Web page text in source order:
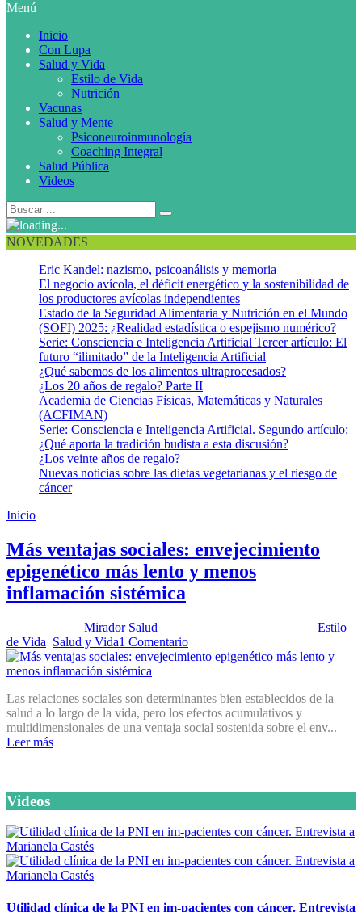
Menú
Inicio
Con Lupa
Salud y Vida
Estilo de Vida
Nutrición
Vacunas
Salud y Mente
Psiconeuroinmunología
Coaching Integral
Salud Pública
Videos
NOVEDADES
Eric Kandel: nazismo, psicoanálisis y memoria
El negocio avícola, el déficit energético y la sostenibilidad de
los productores avícolas independientes
Estado de la Seguridad Alimentaria y Nutrición en el Mundo
(SOFI) 2025: ¿Realidad estadística o espejismo numérico?
Serie: Consciencia e Inteligencia Artificial Tercer artículo: El
futuro “ilimitado” de la Inteligencia Artificial
¿Qué sabemos de los alimentos ultraprocesados?
¿Los 20 años de regalo? Parte II
Academia de Ciencias Físicas, Matemáticas y Naturales
(ACFIMAN)
Serie: Consciencia e Inteligencia Artificial. Segundo artículo:
¿Qué aporta la tradición budista a esta discusión?
¿Los veinte años de regalo?
Nuevas noticias sobre las dietas vegetarianas y el riesgo de
cáncer
Inicio
Más ventajas sociales: envejecimiento
epigenético más lento y menos
inflamación sistémica
Mirador Salud
Estilo
de Vida Salud y Vida1 Comentario
Las relaciones sociales son determinantes bien establecidos de la
salud a lo largo de la vida, pero los efectos acumulativos y
multidimensionales de una ventaja social sostenida sobre el env...
Leer más
Videos
Utilidad clínica de la PNI en im-pacientes con cáncer. Entrevista